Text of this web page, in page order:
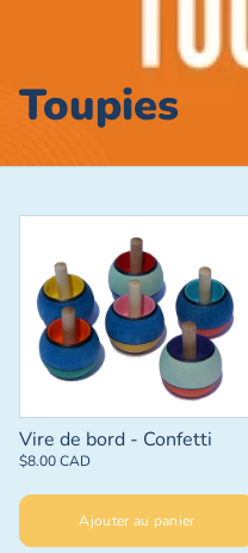
Toupies
Vire de bord - Confetti
$8.00 CAD
Ajouter au panier